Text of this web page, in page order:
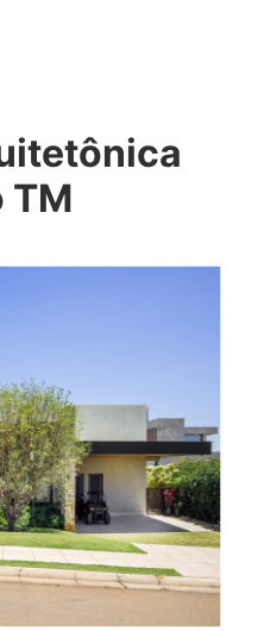
TM